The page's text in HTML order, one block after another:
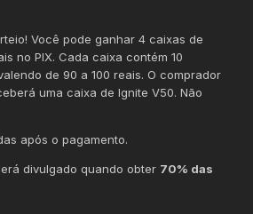
Você pode ganhar 4 caixas de
no PIX. Cada caixa contém 10
de 90 a 100 reais. O comprador
uma caixa de Ignite V50. Não
após o pagamento.
divulgado quando obter 70% das